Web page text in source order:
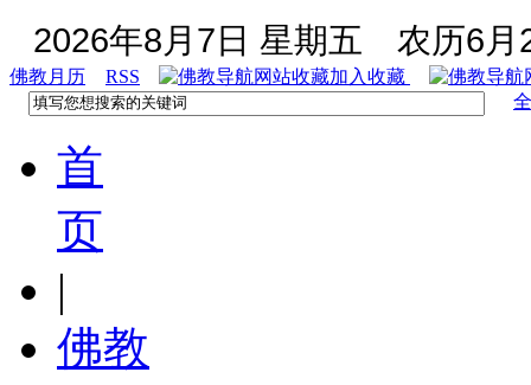
2026年8月7日 星期五 农历6月
佛教月历 RSS
加入收藏
首
页
|
佛教